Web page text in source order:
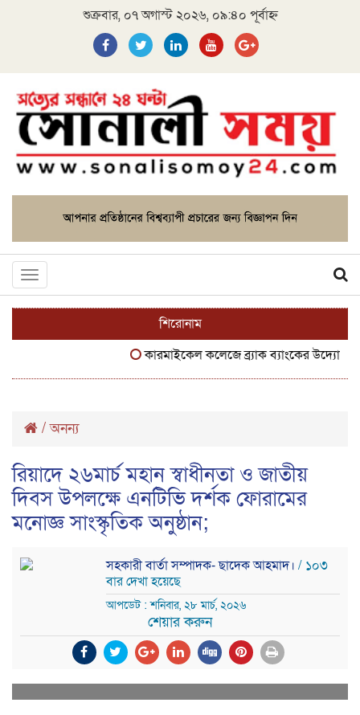
শুক্রবার, ০৭ অগাস্ট ২০২৬, ০৯:৪০ পূর্বাহ্ন
Toggle
navigation
শিরোনাম
কারমাইকেল কলেজে ব্র্যাক ব্যাংকের উদ্যোগে
/অনন্য
রিয়াদে ২৬মার্চ মহান স্বাধীনতা ও জাতীয়
দিবস উপলক্ষে এনটিভি দর্শক ফোরামের
মনোজ্ঞ সাংস্কৃতিক অনুষ্ঠান;
সহকারী বার্তা সম্পাদক- ছাদেক আহমাদ। / ১০৩
বার দেখা হয়েছে
আপডেট : শনিবার, ২৮ মার্চ, ২০২৬
শেয়ার করুন